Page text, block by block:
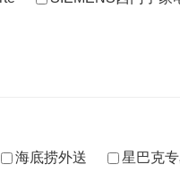
海底捞外送
星巴克